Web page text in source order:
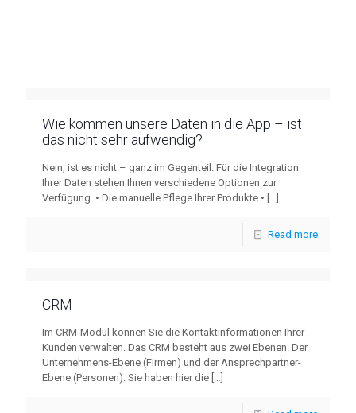
Wie kommen unsere Daten in die App – ist
das nicht sehr aufwendig?
Nein, ist es nicht – ganz im Gegenteil. Für die Integration
Ihrer Daten stehen Ihnen verschiedene Optionen zur
Verfügung. • Die manuelle Pflege Ihrer Produkte • […]
Read more
CRM
Im CRM-Modul können Sie die Kontaktinformationen Ihrer
Kunden verwalten. Das CRM besteht aus zwei Ebenen. Der
Unternehmens-Ebene (Firmen) und der Ansprechpartner-
Ebene (Personen). Sie haben hier die […]